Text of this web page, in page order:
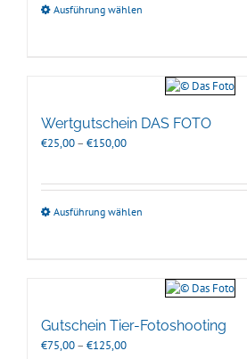
Ausführung wählen
Wertgutschein DAS FOTO
€25,00– €150,00Preisspanne:
€150,00
Ausführung wählen
Gutschein Tier-Fotoshooting
€75,00– €125,00Preisspanne: